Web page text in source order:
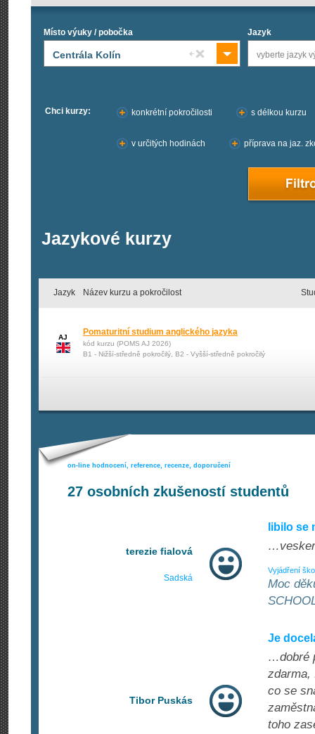
Místo výuky / pobočka
Centrála Kolín
Jazyk
vyberte jazyk
Chci kurzy: konkrétní pokročilosti s délkou kurzu
v určitých hodinách příprava na jaz.
Jazykové kurzy
Jazyk Název kurzu a pokročilost
AJ
Pomaturitní studium anglického jazyka
kód kurzu (POMS AJ 2026)
B1 - Nižší-středně pokročilý, B2 - Vyšší-středně pokročilý
on-line hodnocení, reference, recenze, doporučení
27 osobních zkušeností studentů
terezie fialová
Sadská
libilo se
Vyjádření
Moc
Tibor Puskás
Je
…dobré
zdarma,
co se
toho